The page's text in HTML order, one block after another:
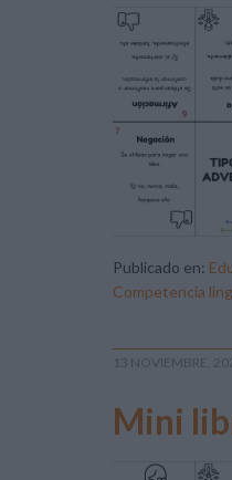
Publicado en:
Competencia
13 NOVIEMBRE,
Mini